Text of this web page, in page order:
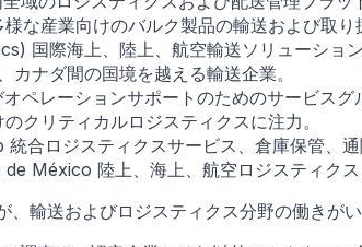
な産業向けのバルク製品の輸送および取り
国際海上、陸上、航空輸送ソリューション
ナダ間の国境を越える輸送企業。
ペレーションサポートのためのサービスグ
クリティカルロジスティクスに注力。
合ロジスティクスサービス、倉庫保管、通
México 陸上、海上、航空ロジスティクス
、輸送およびロジスティクス分野の働きが